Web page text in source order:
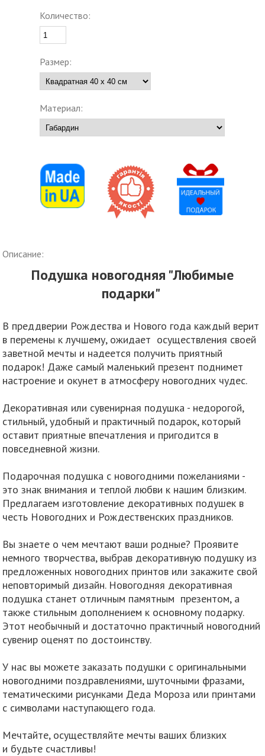
Количество:
Размер:
Материал:
Описание:
Подушка новогодняя "Любимые
подарки"
В преддверии Рождества и Нового года каждый верит
в перемены к лучшему, ожидает осуществления своей
заветной мечты и надеется получить приятный
подарок! Даже самый маленький презент поднимет
настроение и окунет в атмосферу новогодних чудес.
Декоративная или сувенирная подушка - недорогой,
стильный, удобный и практичный подарок, который
оставит приятные впечатления и пригодится в
повседневной жизни.
Подарочная подушка с новогодними пожеланиями -
это знак внимания и теплой любви к нашим близким.
Предлагаем изготовление декоративных подушек в
честь Новогодних и Рождественских праздников.
Вы знаете о чем мечтают ваши родные? Проявите
немного творчества, выбрав декоративную подушку из
предложенных новогодних принтов или закажите свой
неповторимый дизайн. Новогодняя декоративная
подушка станет отличным памятным презентом, а
также стильным дополнением к основному подарку.
Этот необычный и достаточно практичный новогодний
сувенир оценят по достоинству.
У нас вы можете заказать подушки с оригинальными
новогодними поздравлениями, шуточными фразами,
тематическими рисунками Деда Мороза или принтами
с символами наступающего года.
Мечтайте, осуществляйте мечты ваших близких
и будьте счастливы!